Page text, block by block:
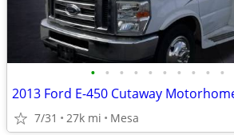
• • • • • • • • • •
7/31 27k mi Mesa